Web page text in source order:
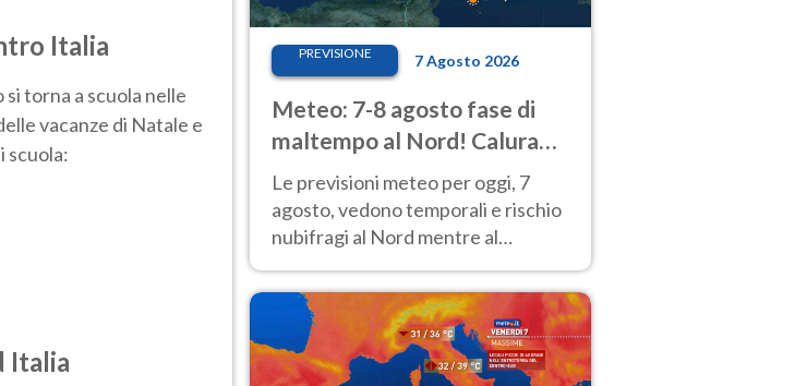
Italia
si torna a scuola nelle
vacanze di Natale e
scuola:
Italia
PREVISIONE 7 Agosto 2026
Meteo: 7-8 agosto fase di
maltempo al Nord! Calura
fino a Ferragosto
Le previsioni meteo per oggi, 7
agosto, vedono temporali e rischio
nubifragi al Nord mentre al
molto intenso.